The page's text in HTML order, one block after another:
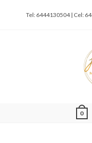
Tel: 6444130504 | Cel:
0